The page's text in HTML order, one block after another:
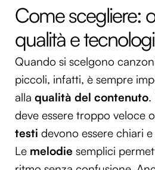
Come scegliere:
qualità e
Quando si scelgono
piccoli, infatti, è sempre
alla qualità del contenuto.
deve essere troppo veloce
testi devono essere chiari
Le melodie semplici